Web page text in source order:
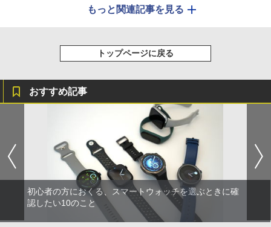
もっと関連記事を見る
トップページに戻る
おすすめ記事
初心者の方におくる、スマートウォッチを選ぶときに確
認したい10のこと